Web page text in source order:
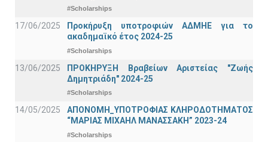
#Scholarships
17/06/2025
Προκήρυξη υποτροφιών ΑΔΜΗΕ για το
ακαδημαϊκό έτος 2024-25
#Scholarships
13/06/2025
ΠΡΟΚΗΡΥΞΗ Βραβείων Αριστείας "Ζωής
Δημητριάδη" 2024-25
#Scholarships
14/05/2025
ΑΠΟΝΟΜΗ_ΥΠΟΤΡΟΦΙΑΣ ΚΛΗΡΟΔΟΤΗΜΑΤΟΣ
“ΜΑΡΙΑΣ ΜΙΧΑΗΛ ΜΑΝΑΣΣΑΚΗ” 2023-24
#Scholarships